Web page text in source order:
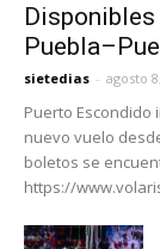
sietedias - agosto
Puerto Escondido
nuevo vuelo
boletos se
https://